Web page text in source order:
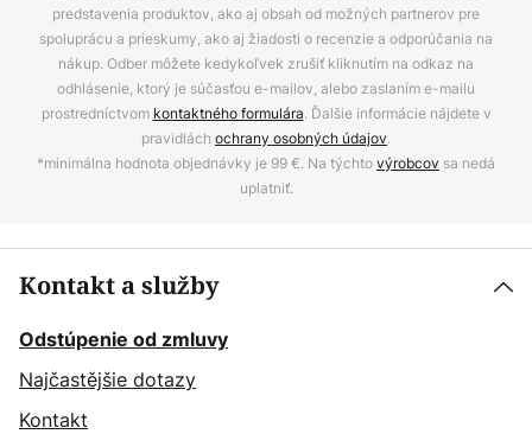
predstavenia produktov, ako aj obsah od možných partnerov pre
spoluprácu a prieskumy, ako aj žiadosti o recenzie a odporúčania na
nákup. Odber môžete kedykoľvek zrušiť kliknutím na odkaz na
odhlásenie, ktorý je súčasťou e-mailov, alebo zaslaním e-mailu
prostredníctvom kontaktného formulára. Ďalšie informácie nájdete v
pravidlách ochrany osobných údajov.
*minimálna hodnota objednávky je 99 €. Na týchtovýrobcov sa nedá
uplatniť.
Kontakt a služby
Odstúpenie od zmluvy
Najčastějšie dotazy
Kontakt